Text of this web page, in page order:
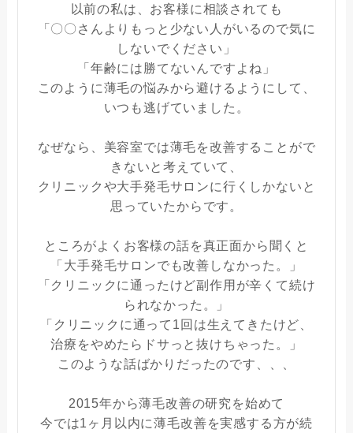
以前の私は、お客様に相談されても
「〇〇さんよりもっと少ない人がいるので気に
しないでください」
「年齢には勝てないんですよね」
このように薄毛の悩みから避けるようにして、
いつも逃げていました。
なぜなら、美容室では薄毛を改善することがで
きないと考えていて、
クリニックや大手発毛サロンに行くしかないと
思っていたからです。
ところがよくお客様の話を真正面から聞くと
「大手発毛サロンでも改善しなかった。」
「クリニックに通ったけど副作用が辛くて続け
られなかった。」
「クリニックに通って1回は生えてきたけど、
治療をやめたらドサっと抜けちゃった。」
このような話ばかりだったのです、、、
2015年から薄毛改善の研究を始めて
今では1ヶ月以内に薄毛改善を実感する方が続